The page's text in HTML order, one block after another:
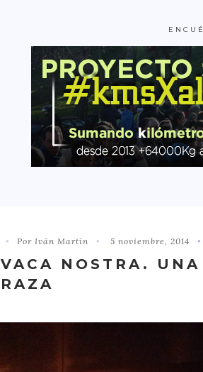
Por Iván Martín 5 noviembre, 2014
VACA NOSTRA.
RAZA